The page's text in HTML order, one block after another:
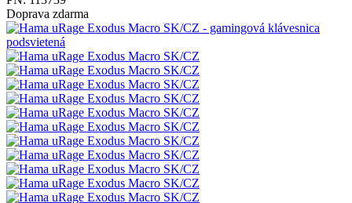
Doprava zdarma